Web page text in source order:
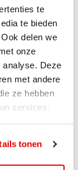
te
te bieden
delen we
onze
analyse. Deze
met andere
ze hebben
services.
tonen
uitrol
en...